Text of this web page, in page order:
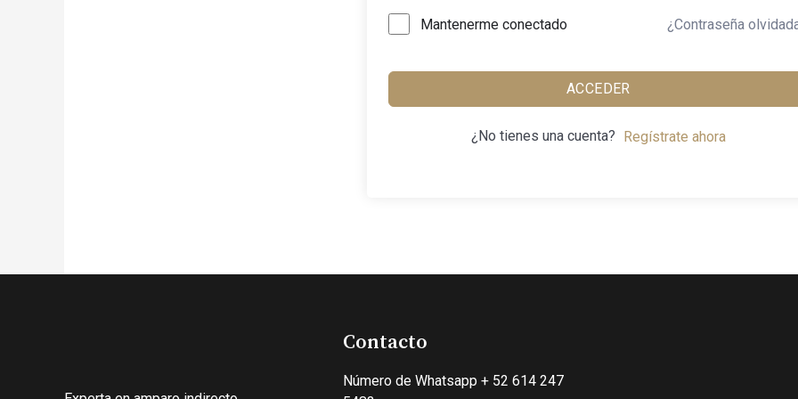
Mantenerme conectado ¿Contraseña
ACCEDER
¿No tienes una cuenta? Regístrate ahora
Contacto
Número de Whatsapp + 52 614 247